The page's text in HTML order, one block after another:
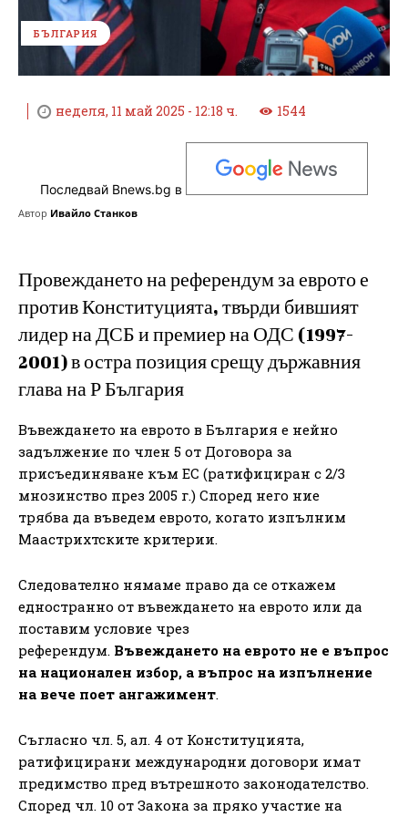
БЪЛГАРИЯ
неделя, 11 май 2025 - 12:18 ч. 1544
Последвай Bnews.bg в
Автор Ивайло Станков
Провеждането на референдум за еврото е
против Конституцията, твърди бившият
лидер на ДСБ и премиер на ОДС (1997-
2001) в остра позиция срещу държавния
глава на Р България
Въвеждането на еврото в България е нейно
задължение по член 5 от Договора за
присъединяване към ЕС (ратифициран с 2/3
мнозинство през 2005 г.) Според него ние
трябва да въведем еврото, когато изпълним
Маастрихтските критерии.
Следователно нямаме право да се откажем
едностранно от въвеждането на еврото или да
поставим условие чрез
референдум. Въвеждането на еврото не е въпрос
на национален избор, а въпрос на изпълнение
на вече поет ангажимент.
Съгласно чл. 5, ал. 4 от Конституцията,
ратифицирани международни договори имат
предимство пред вътрешното законодателство.
Според чл. 10 от Закона за пряко участие на